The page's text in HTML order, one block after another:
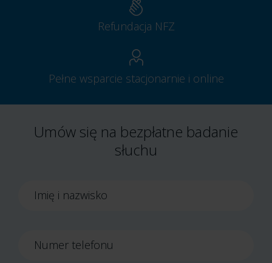
Refundacja NFZ
Pełne wsparcie stacjonarnie i online
Umów się na bezpłatne badanie
słuchu
Imię i nazwisko
Numer telefonu